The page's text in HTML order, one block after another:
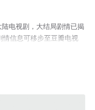
电视剧，大结局剧情已揭
情信息可移步至豆瓣电视